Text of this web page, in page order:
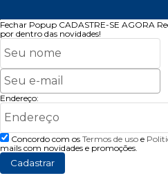
Fechar Popup CADASTRE-SE AGORA
por dentro das novidades!
Endereço:
Concordo com os Termos de uso e
mails com novidades e promoções.
Cadastrar